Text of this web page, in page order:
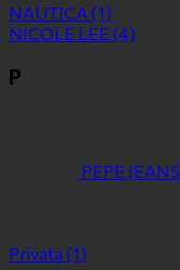
NAUTICA (1)
NICOLE LEE (4)
P
PEPE JEANS
Privata (1)